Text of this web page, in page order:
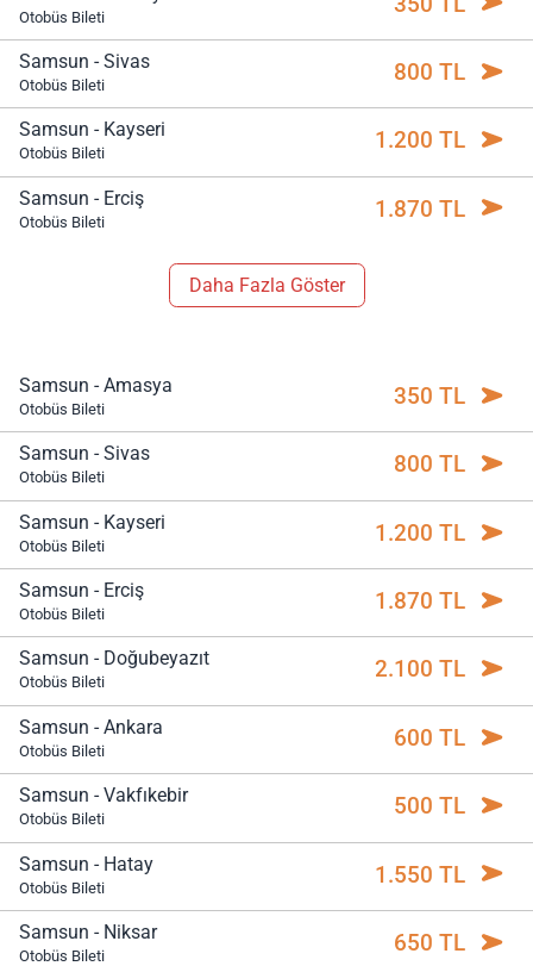
Otobüs Bileti
Samsun - Sivas
Otobüs Bileti 800 TL
Samsun - Kayseri
Otobüs Bileti 1.200 TL
Samsun - Erciş
Otobüs Bileti 1.870 TL
Daha Fazla Göster
Samsun - Amasya
Otobüs Bileti 350 TL
Samsun - Sivas
Otobüs Bileti 800 TL
Samsun - Kayseri
Otobüs Bileti 1.200 TL
Samsun - Erciş
Otobüs Bileti 1.870 TL
Samsun - Doğubeyazıt
Otobüs Bileti 2.100 TL
Samsun - Ankara
Otobüs Bileti 600 TL
Samsun - Vakfıkebir
Otobüs Bileti 500 TL
Samsun - Hatay
Otobüs Bileti 1.550 TL
Samsun - Niksar
Otobüs Bileti 650 TL